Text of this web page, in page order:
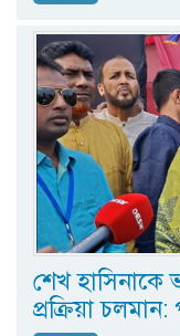
শেখ হাসিনাকে
প্রক্রিয়া চলমান: